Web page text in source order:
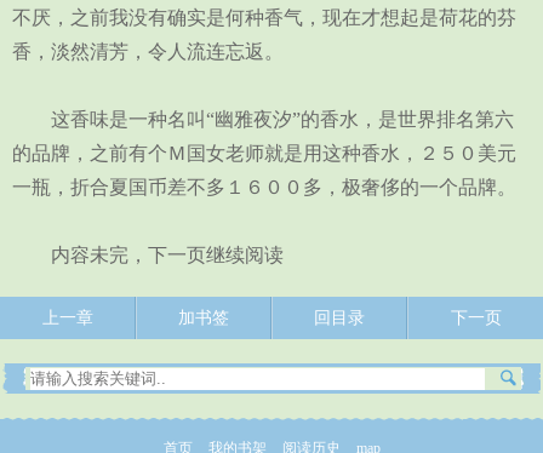
不厌，之前我没有确实是何种香气，现在才想起是荷花的芬
香，淡然清芳，令人流连忘返。
这香味是一种名叫“幽雅夜汐”的香水，是世界排名第六
的品牌，之前有个Ｍ国女老师就是用这种香水，２５０美元
一瓶，折合夏国币差不多１６００多，极奢侈的一个品牌。
内容未完，下一页继续阅读
上一章 加书签 回目录 下一页
首页 我的书架 阅读历史 map